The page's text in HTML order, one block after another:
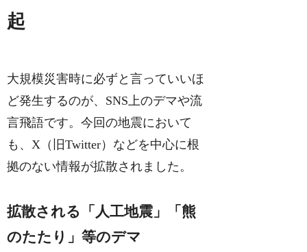
起
大規模災害時に必ずと言っていいほ
ど発生するのが、SNS上のデマや流
言飛語です。今回の地震において
も、X（旧Twitter）などを中心に根
拠のない情報が拡散されました。
拡散される「人工地震」「熊
のたたり」等のデマ